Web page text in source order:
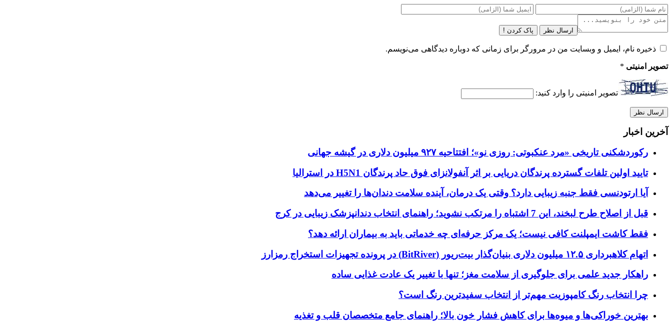
ارسال نظر پاک کردن !
ذخیره نام، ایمیل و وبسایت من در مرورگر برای زمانی که دوباره دیدگاهی می‌نویسم.
تصویر امنیتی *
تصویر امنیتی را وارد کنید:
آخرین اخبار
رکوردشکنی تاریخی «مرد عنکبوتی: روزی نو»؛ افتتاحیه ۹۲۷ میلیون دلاری در گیشه جهانی
تایید اولین تلفات گسترده پرندگان دریایی بر اثر آنفولانزای فوق حاد پرندگان H5N1 در استرالیا
آیا ارتودنسی فقط جنبه زیبایی دارد؟ وقتی یک درمان، آینده سلامت دندان‌ها را تغییر می‌دهد
قبل از اصلاح طرح لبخند، این 7 اشتباه را مرتکب نشوید؛ راهنمای انتخاب دندانپزشک زیبایی در کرج
فقط کاشت ایمپلنت کافی نیست؛ یک مرکز حرفه‌ای چه خدماتی باید به بیماران ارائه دهد؟
اتهام کلاهبرداری ۱۲.۵ میلیون دلاری بنیان‌گذار بیت‌ریور (BitRiver) در پرونده تجهیزات استخراج رمزارز
راهکار جدید علمی برای جلوگیری از سلامت مغز؛ تنها با تغییر یک عادت غذایی ساده
چرا انتخاب رنگ کامپوزیت مهم‌تر از انتخاب سفیدترین رنگ است؟
بهترین خوراکی‌ها و میوه‌ها برای کاهش فشار خون بالا؛ راهنمای جامع متخصصان قلب و تغذیه